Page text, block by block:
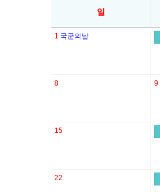
일
1 국군의날
8 9
15
22